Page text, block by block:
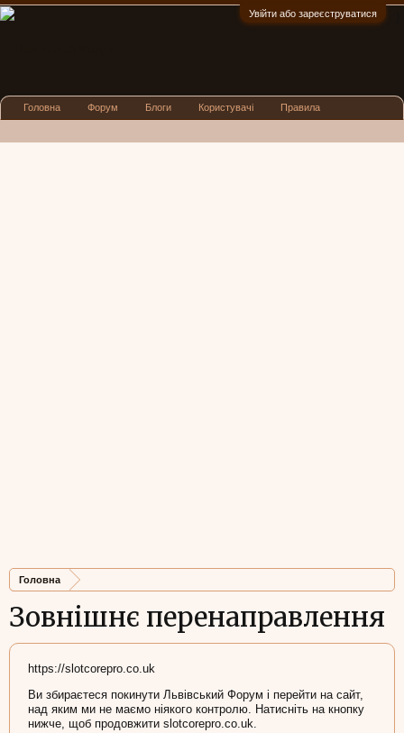
Увійти або зареєструватися
Головна
Зовнішнє перенаправлення
https://slotcorepro.co.uk
Ви збираєтеся покинути Львівський Форум і перейти на сайт,
над яким ми не маємо ніякого контролю. Натисніть на кнопку
нижче, щоб продовжити slotcorepro.co.uk.
Головна Форум Блоги Користувачі Правила